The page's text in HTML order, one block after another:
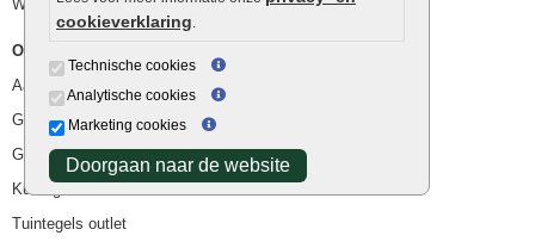
cookieverklaring.
Technische cookies
Analytische cookies
Marketing cookies
Doorgaan naar de website
Waterafvoer
Overig
Aanbiedingen
Goedkope bestrating
Goedkope tuintegels
Kunstgras
Tuintegels outlet